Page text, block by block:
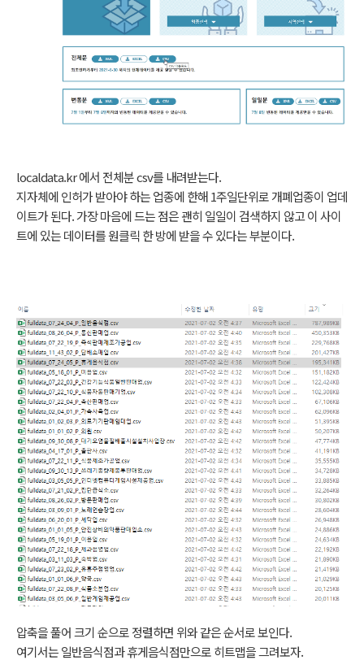
localdata.kr 에서 전체분 csv를 내려받는다.
지자체에 인허가 받아야 하는 업종에 한해 1주일단위로 개폐업종이 업데
이트가 된다. 가장 마음에 드는 점은 괜히 일일이 검색하지 않고 이 사이
트에 있는 데이터를 원클릭 한 방에 받을 수 있다는 부분이다.
압축을 풀어 크기 순으로 정렬하면 위와 같은 순서로 보인다.
여기서는 일반음식점과 휴게음식점만으로 히트맵을 그려보자.